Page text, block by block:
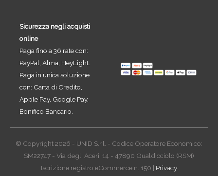
Sicurezza negli acquisti
online
Paga fino a 36 rate con:
PayPal, Alma, HeyLight.
Paga in unica soluzione
con: Carta di Credito,
Apple Pay, Google Pay,
Bonifico Bancario.
© Copyright 2026 - UNID S.r.l. - Codice Operatore Economico:
SM22747 - Via degli Aceri, 14 - 47890 Gualdicciolo (RSM)
Iscrizione registro eCommerce n. 150 | Privacy